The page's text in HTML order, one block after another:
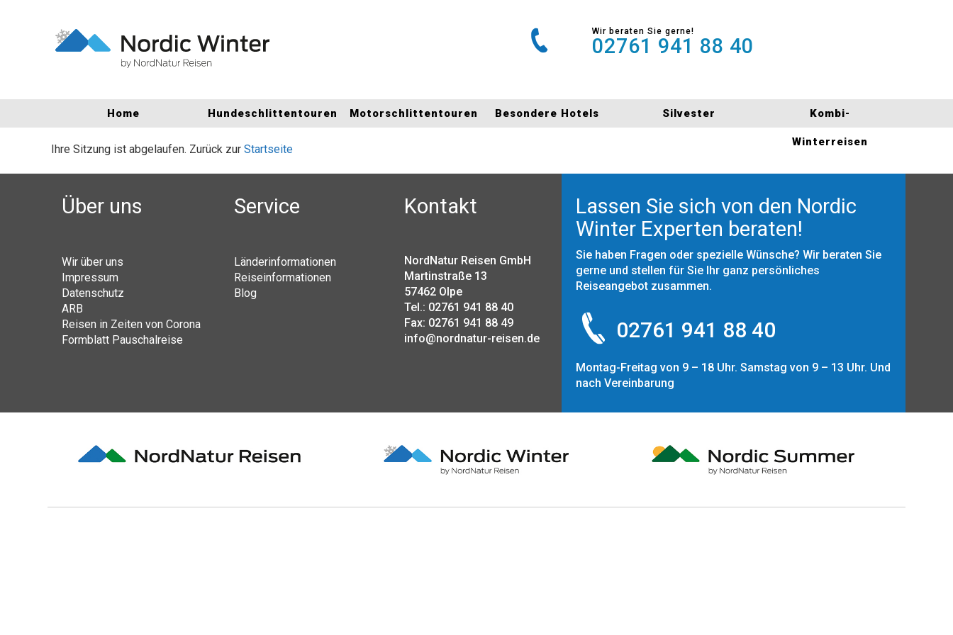
Wir beraten Sie gerne!
02761 941 88 40
Home Hundeschlittentouren Motorschlittentouren Besondere Hotels Silvester Kombi-
Winterreisen
Ihre Sitzung ist abgelaufen. Zurück zur Startseite
Über uns
Wir über uns
Impressum
Datenschutz
ARB
Reisen in Zeiten von Corona
Formblatt Pauschalreise
Service
Länderinformationen
Reiseinformationen
Blog
Kontakt
NordNatur Reisen GmbH
Martinstraße 13
57462 Olpe
Tel.: 02761 941 88 40
Fax: 02761 941 88 49
info@nordnatur-reisen.de
Lassen Sie sich von den Nordic
Winter Experten beraten!
Sie haben Fragen oder spezielle Wünsche? Wir beraten Sie
gerne und stellen für Sie Ihr ganz persönliches
Reiseangebot zusammen.
02761 941 88 40
Montag-Freitag von 9 – 18 Uhr. Samstag von 9 – 13 Uhr. Und
nach Vereinbarung